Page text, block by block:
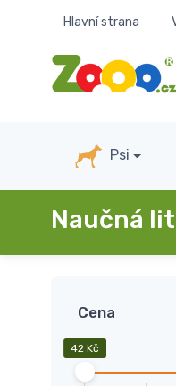
Hlavní strana
Psi
Naučná
Cena
42 Kč